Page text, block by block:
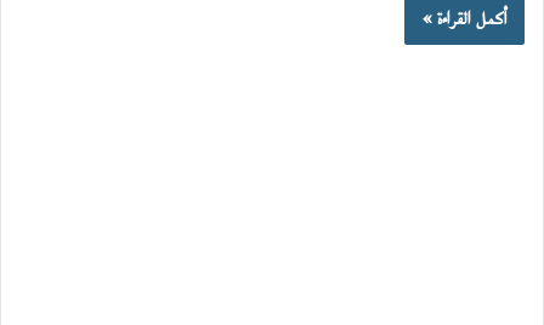
أكمل القراءة »